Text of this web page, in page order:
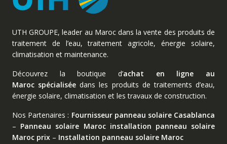
UTH GROUPE, leader au Maroc dans la vente des produits de
traitement de l’eau, traitement agricole, énergie solaire,
climatisation et maintenance.
Découvrez la boutique d’achat en ligne au
Maroc spécialiséedans les produits de traitements d’eau,
énergie solaire, climatisation et les travaux de construction.
Nos Partenaires : Fournisseur panneau solaire Casablanca
– Panneau solaire Maroc installation panneau solaire
Maroc prix– Installation panneau solaire Maroc